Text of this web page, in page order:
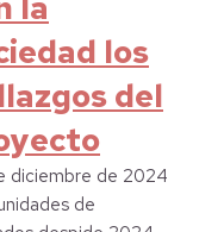
los
del
diciembre de 2024
de